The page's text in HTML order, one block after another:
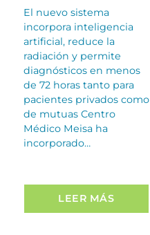
El nuevo sistema
incorpora inteligencia
artificial, reduce la
radiación y permite
diagnósticos en menos
de 72 horas tanto para
pacientes privados como
de mutuas Centro
Médico Meisa ha
incorporado…
LEER MÁS